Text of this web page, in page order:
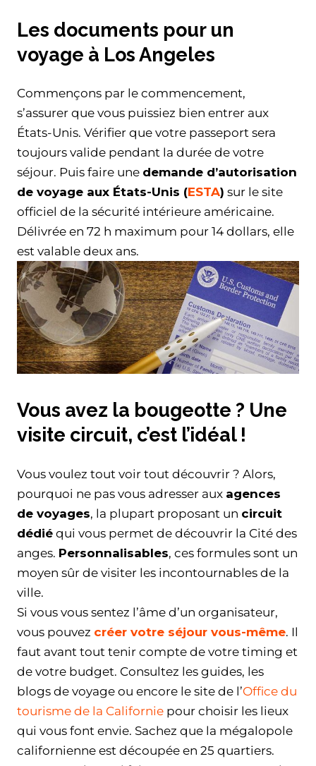
Les documents pour un
voyage à Los Angeles
Commençons par le commencement,
s’assurer que vous puissiez bien entrer aux
États-Unis. Vérifier que votre passeport sera
toujours valide pendant la durée de votre
séjour. Puis faire une demande d’autorisation
de voyage aux États-Unis (ESTA) sur le site
officiel de la sécurité intérieure américaine.
Délivrée en 72 h maximum pour 14 dollars, elle
est valable deux ans.
Vous avez la bougeotte ? Une
visite circuit, c’est l’idéal !
Vous voulez tout voir tout découvrir ? Alors,
pourquoi ne pas vous adresser aux agences
de voyages, la plupart proposant un circuit
dédié qui vous permet de découvrir la Cité des
anges. Personnalisables, ces formules sont un
moyen sûr de visiter les incontournables de la
ville.
Si vous vous sentez l’âme d’un organisateur,
vous pouvez créer votre séjour vous-même. Il
faut avant tout tenir compte de votre timing et
de votre budget. Consultez les guides, les
blogs de voyage ou encore le site de l’Office du
tourisme de la Californie pour choisir les lieux
qui vous font envie. Sachez que la mégalopole
californienne est découpée en 25 quartiers.